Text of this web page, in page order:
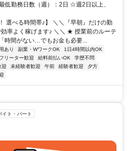
低勤務日数（週）：2日 ☆週2日以上、
選べる時間帯♪】 ＼＼『早朝』だけの勤
率よく稼げます♪ ＼＼ ★ 授業前のルーテ
時間がない…でもお金も必要...
あり 副業・WワークOK
1日4時間以内OK
フリーター歓迎 給料前払いOK
学歴不問
迎 未経験者歓迎 午前 経験者歓迎
夕方
イト・パート